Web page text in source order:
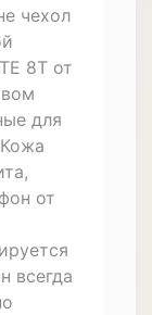
чехол
8T от
для
от
всегда